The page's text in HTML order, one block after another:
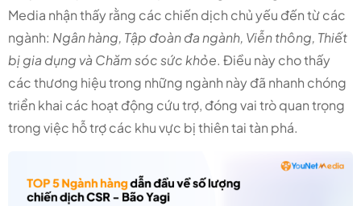
Media nhận thấy rằng các chiến dịch chủ yếu đến từ các
ngành: Ngân hàng, Tập đoàn đa ngành, Viễn thông, Thiết
bị gia dụng và Chăm sóc sức khỏe. Điều này cho thấy
các thương hiệu trong những ngành này đã nhanh chóng
triển khai các hoạt động cứu trợ, đóng vai trò quan trọng
trong việc hỗ trợ các khu vực bị thiên tai tàn phá.